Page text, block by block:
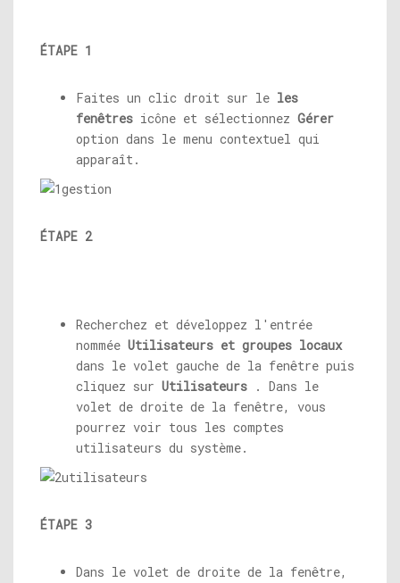
ÉTAPE 1
Faites un clic droit sur le les
fenêtres icône et sélectionnez Gérer
option dans le menu contextuel qui
apparaît.
ÉTAPE 2
Recherchez et développez l'entrée
nommée Utilisateurs et groupes locaux
dans le volet gauche de la fenêtre puis
cliquez sur Utilisateurs . Dans le
volet de droite de la fenêtre, vous
pourrez voir tous les comptes
utilisateurs du système.
ÉTAPE 3
Dans le volet de droite de la fenêtre,